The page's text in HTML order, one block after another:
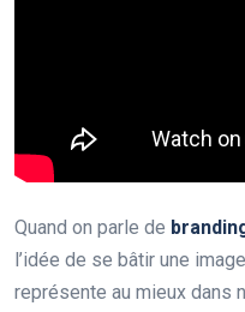
Quand on parle de
l’idée de se bâtir une
représente au mieux dans